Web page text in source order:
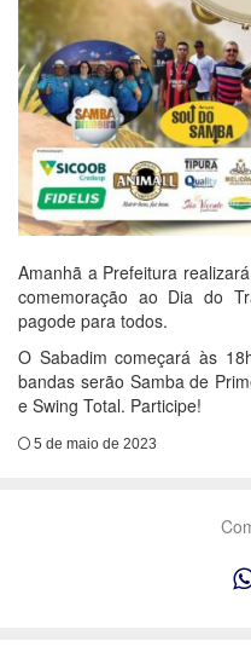
Amanhã a Prefeitura
comemoração ao Dia do
pagode para todos.
O Sabadim começará às
bandas serão Samba de
e Swing Total. Participe!
5 de maio de 2023